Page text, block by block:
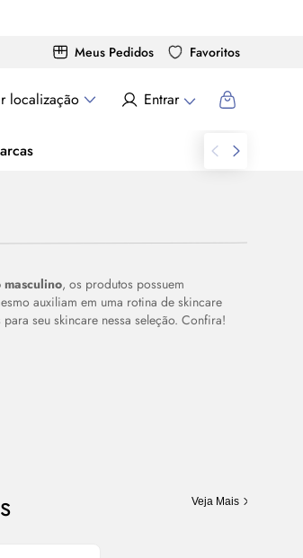
Meus Pedidos Favoritos
localização Entrar
, os produtos possuem
auxiliam em uma rotina deskincare
para seuskincare nessa seleção. Confira!
Veja Mais